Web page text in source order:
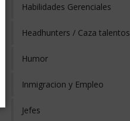
Habilidades Gerenciales
Headhunters / Caza talentos
Humor
Inmigracion y Empleo
Jefes